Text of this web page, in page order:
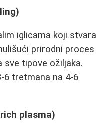
iglicama koji stvara
prirodni proces
sve tipove ožiljaka.
6 tretmana na 4-6
plasma)